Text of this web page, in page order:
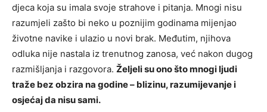
djeca koja su imala svoje strahove i pitanja. Mnogi nisu
razumjeli zašto bi neko u poznijim godinama mijenjao
životne navike i ulazio u novi brak. Međutim, njihova
odluka nije nastala iz trenutnog zanosa, već nakon dugog
razmišljanja i razgovora. Željeli su ono što mnogi ljudi
traže bez obzira na godine – blizinu, razumijevanje i
osjećaj da nisu sami.